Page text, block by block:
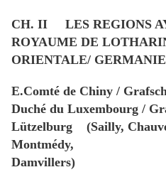
CH. II
LES REGIONS
ROYAUME DE
ORIENTALE/ GERMANIE
E.Comté de Chiny /
Duché du Luxembourg /
Lützelburg
(Sailly,
Montmédy,